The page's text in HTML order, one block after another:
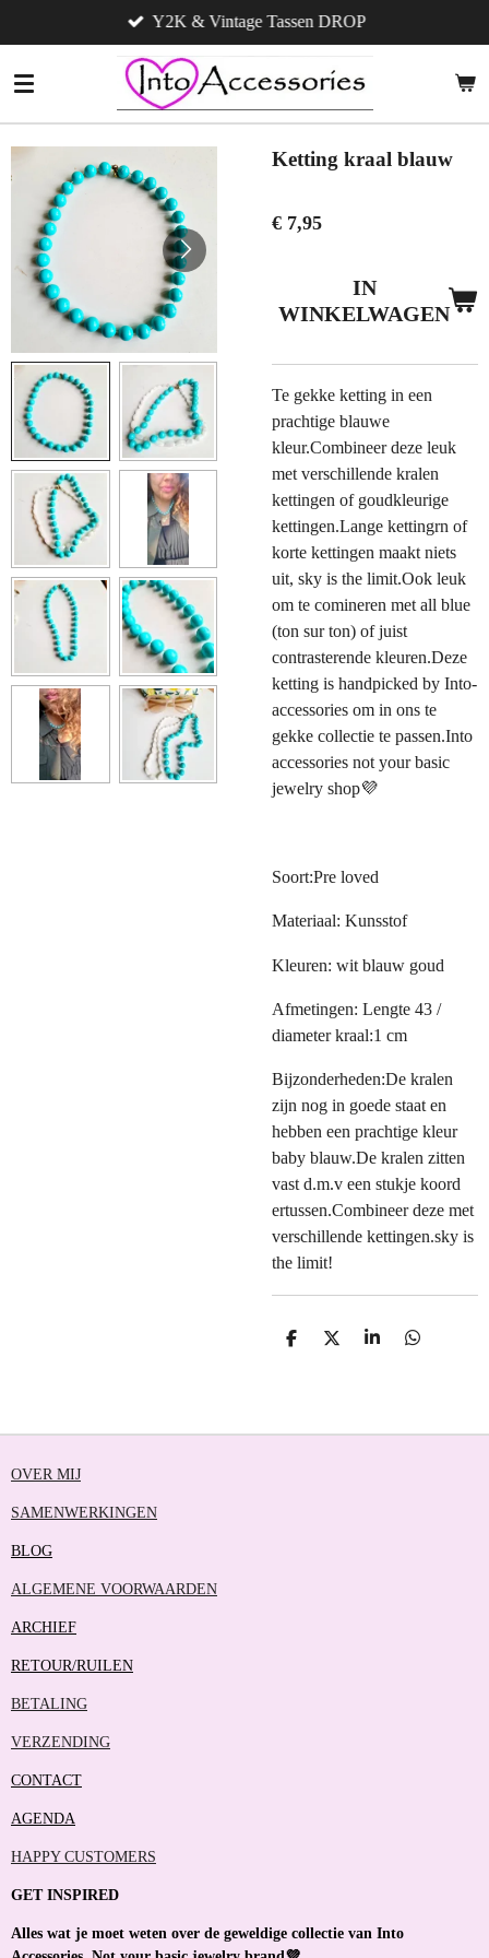
direct
naar
hoofdinhoud
Y2K & Vintage Tassen DROP
Ketting kraal blauw
€ 7,95
IN
WINKELWAGEN
Te gekke ketting in een
prachtige blauwe
kleur.Combineer deze leuk
met verschillende kralen
kettingen of goudkleurige
kettingen.Lange kettingrn of
korte kettingen maakt niets
uit, sky is the limit.Ook leuk
om te comineren met all blue
(ton sur ton) of juist
contrasterende kleuren.Deze
ketting is handpicked by Into-
accessories om in ons te
gekke collectie te passen.Into
accessories not your basic
jewelry shop💜
Soort:Pre loved
Materiaal: Kunsstof
Kleuren: wit blauw goud
Afmetingen: Lengte 43 /
diameter kraal:1 cm
Bijzonderheden:De kralen
zijn nog in goede staat en
hebben een prachtige kleur
baby blauw.De kralen zitten
vast d.m.v een stukje koord
ertussen.Combineer deze met
verschillende kettingen.sky is
the limit!
D
D
S
D
OVER MIJ
SAMENWERKINGEN
BLOG
ALGEMENE VOORWAARDEN
ARCHIEF
RETOUR/RUILEN
BETALING
VERZENDING
CONTACT
AGENDA
HAPPY CUSTOMERS
GET INSPIRED
Alles wat je moet weten over de geweldige collectie van Into